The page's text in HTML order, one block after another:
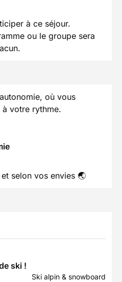
à ce séjour.
ou le groupe sera
où vous
votre rythme.
selon vos envies 🌏
ski !
Ski alpin & snowboard